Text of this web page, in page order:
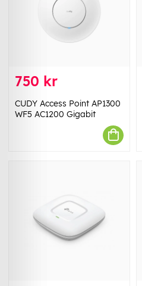
750 kr
CUDY Access Point AP1300
WF5 AC1200 Gigabit